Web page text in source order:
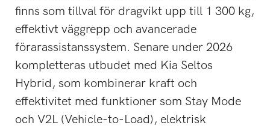
finns som tillval för dragvikt upp till 1 300 kg,
effektivt väggrepp och avancerade
förarassistanssystem. Senare under 2026
kompletteras utbudet med Kia Seltos
Hybrid, som kombinerar kraft och
effektivitet med funktioner som Stay Mode
och V2L (Vehicle-to-Load), elektrisk